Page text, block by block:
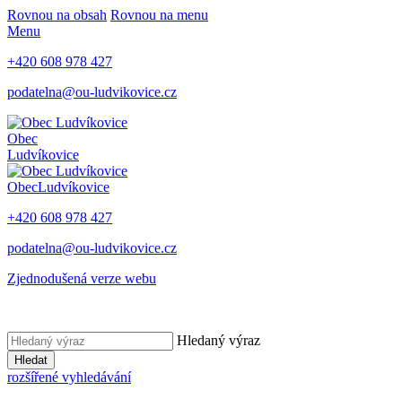
Rovnou na obsah Rovnou na menu
Menu
+420 608 978 427
podatelna@ou-ludvikovice.cz
Obec
Ludvíkovice
ObecLudvíkovice
+420 608 978 427
podatelna@ou-ludvikovice.cz
Zjednodušená verze webu
Hledaný výraz
Hledat
rozšířené vyhledávání